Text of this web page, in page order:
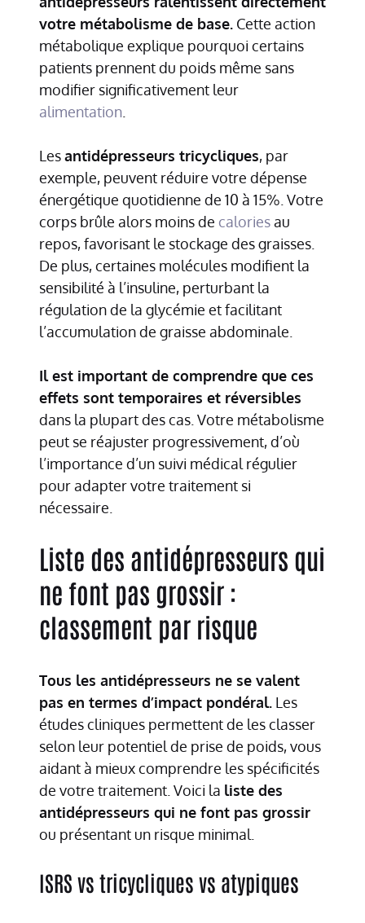
votre métabolisme de base. Cette action
métabolique explique pourquoi certains
patients prennent du poids même sans
modifier significativement leur
alimentation
Lesantidépresseurs tricycliques, par
exemple, peuvent réduire votre dépense
énergétique quotidienne de 10 à 15%. Votre
corps brûle alors moins de caloriesau
repos, favorisant le stockage des graisses.
De plus, certaines molécules modifient la
sensibilité à l’insuline, perturbant la
régulation de la glycémie et facilitant
l’accumulation de graisse abdominale.
Il est important de comprendre que ces
effets sont temporaires et réversibles
dans la plupart des cas. Votre métabolisme
peut se réajuster progressivement, d’où
l’importance d’un suivi médical régulier
pour adapter votre traitement si
nécessaire.
Liste des antidépresseurs qui
ne font pas grossir :
classement par risque
Tous les antidépresseurs ne se valent
pas en termes d’impact pondéral. Les
études cliniques permettent de les classer
selon leur potentiel de prise de poids, vous
aidant à mieux comprendre les spécificités
de votre traitement. Voici la liste des
antidépresseurs qui ne font pas grossir
ou présentant un risque minimal.
ISRS vs tricycliques vs atypiques